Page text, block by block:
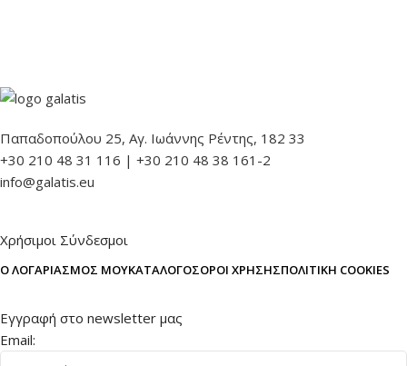
Παπαδοπούλου 25, Αγ. Ιωάννης Ρέντης, 182 33
+30 210 48 31 116 | +30 210 48 38 161-2
info@galatis.eu
Χρήσιμοι Σύνδεσμοι
Ο ΛΟΓΑΡΙΑΣΜΌΣ ΜΟΥΚΑΤΆΛΟΓΟΣΌΡΟΙ ΧΡΉΣΗΣΠΟΛΙΤΙΚΉ COOKIES
Εγγραφή στο newsletter μας
Email: